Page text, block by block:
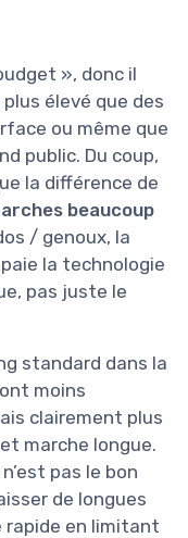
», donc il
élevé que des
ou même que
public. Du coup,
la différence de
beaucoup
/ genoux, la
la technologie
pas juste le
standard dans la
moins
clairement plus
marche longue.
pas le bon
de longues
rapide en limitant